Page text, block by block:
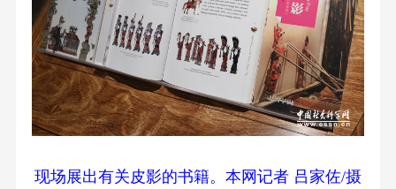
现场展出有关皮影的书籍。本网记者 吕家佐/摄